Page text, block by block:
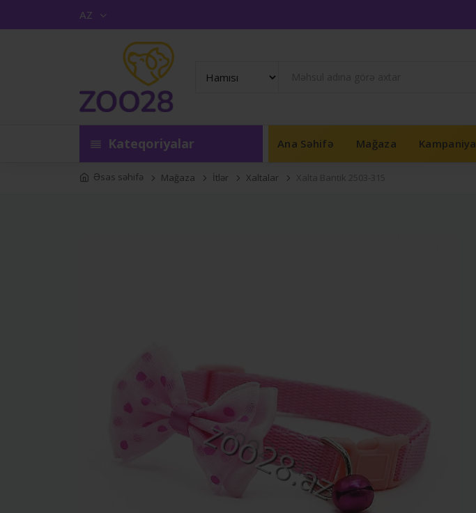
AZ
Kateqoriyalar Ana Səhifə Mağaza Kampaniya
Əsas səhifə Mağaza İtlər Xaltalar Xalta Bantik 2503-315